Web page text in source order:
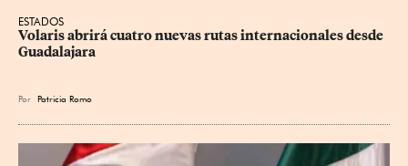
ESTADOS
Volaris abrirá cuatro nuevas rutas internacionales desde
Guadalajara
Por Patricia Romo